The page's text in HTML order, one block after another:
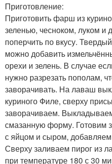
Приготовление:
Приготовить фарш из
зеленью, чесноком, луком и
поперчить по вкусу.
можно добавить
орехи и зелень. В случае
нужно разрезать пополам,
заворачивать. На лаваш
куриного Филе, сверху
заворачиваем.
смазанную форму. Готовим
с яйцом и сыром,
Сверху заливаем пирог из
при температуре 180 с 30